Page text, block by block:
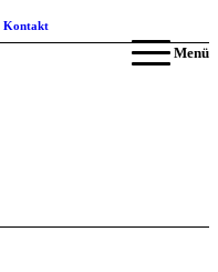
Kontakt
Menü